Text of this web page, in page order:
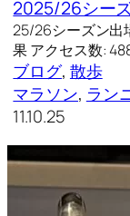
2025/26シー
25/26シーズン出
果 アクセス数:
ブログ, 散歩
マラソン, ラン
11.10.25